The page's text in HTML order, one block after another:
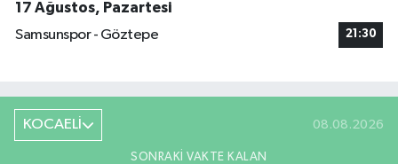
17 Ağustos, Pazartesi
Samsunspor - Göztepe
21:30
KOCAELİ 08.08.2026
SONRAKI VAKTE KALAN